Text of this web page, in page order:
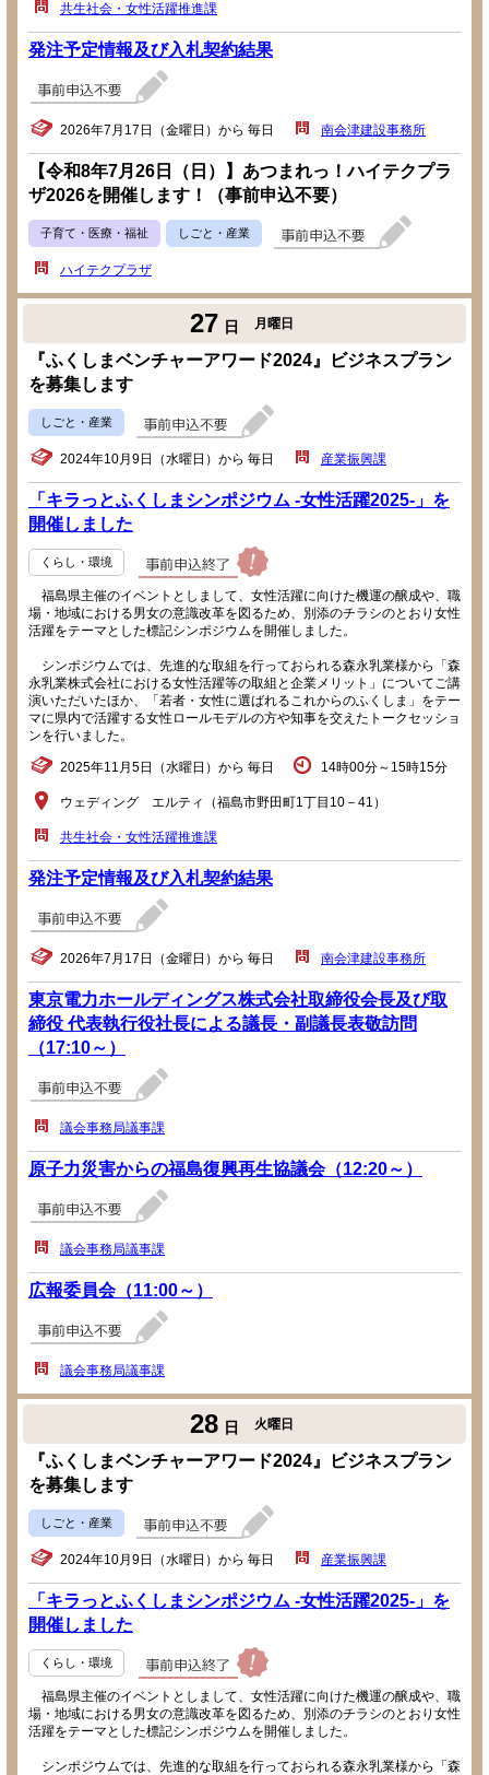
共生社会・女性活躍推進課
発注予定情報及び入札契約結果
2026年7月17日（金曜日）から 毎日 南会津建設事務所
【令和8年7月26日（日）】あつまれっ！ハイテクプラ
ザ2026を開催します！（事前申込不要）
子育て・医療・福祉 しごと・産業
ハイテクプラザ
27 日 月曜日
『ふくしまベンチャーアワード2024』ビジネスプラン
を募集します
しごと・産業
2024年10月9日（水曜日）から 毎日 産業振興課
「キラっとふくしまシンポジウム -女性活躍2025-」を
開催しました
くらし・環境
福島県主催のイベントとしまして、女性活躍に向けた機運の醸成や、職
場・地域における男女の意識改革を図るため、別添のチラシのとおり女性
活躍をテーマとした標記シンポジウムを開催しました。
シンポジウムでは、先進的な取組を行っておられる森永乳業様から「森
永乳業株式会社における女性活躍等の取組と企業メリット」についてご講
演いただいたほか、「若者・女性に選ばれるこれからのふくしま」をテー
マに県内で活躍する女性ロールモデルの方や知事を交えたトークセッショ
ンを行いました。
2025年11月5日（水曜日）から 毎日 14時00分～15時15分
ウェディング エルティ（福島市野田町1丁目10－41）
共生社会・女性活躍推進課
発注予定情報及び入札契約結果
2026年7月17日（金曜日）から 毎日 南会津建設事務所
東京電力ホールディングス株式会社取締役会長及び取
締役 代表執行役社長による議長・副議長表敬訪問
（17:10～）
議会事務局議事課
原子力災害からの福島復興再生協議会（12:20～）
議会事務局議事課
広報委員会（11:00～）
議会事務局議事課
28 日 火曜日
『ふくしまベンチャーアワード2024』ビジネスプラン
を募集します
しごと・産業
2024年10月9日（水曜日）から 毎日 産業振興課
「キラっとふくしまシンポジウム -女性活躍2025-」を
開催しました
くらし・環境
福島県主催のイベントとしまして、女性活躍に向けた機運の醸成や、職
場・地域における男女の意識改革を図るため、別添のチラシのとおり女性
活躍をテーマとした標記シンポジウムを開催しました。
シンポジウムでは、先進的な取組を行っておられる森永乳業様から「森